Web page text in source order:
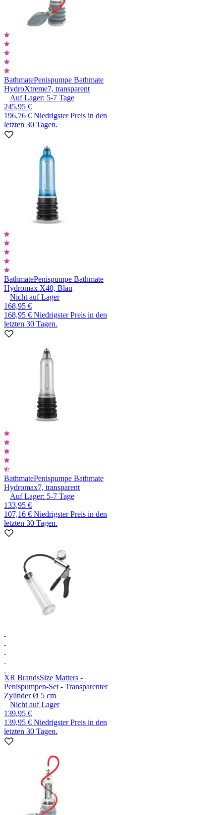
BathmatePenispumpe Bathmate
HydroXtreme7, transparent
Auf Lager: 5-7 Tage
245,95 €
196,76 € Niedrigster Preis in den
letzten 30 Tagen.
BathmatePenispumpe Bathmate
Hydromax X40, Blau
Nicht auf Lager
168,95 €
168,95 € Niedrigster Preis in den
letzten 30 Tagen.
BathmatePenispumpe Bathmate
Hydromax7, transparent
Auf Lager: 5-7 Tage
133,95 €
107,16 € Niedrigster Preis in den
letzten 30 Tagen.
XR BrandsSize Matters -
Penispumpen-Set - Transparenter
Zylinder Ø 5 cm
Nicht auf Lager
139,95 €
139,95 € Niedrigster Preis in den
letzten 30 Tagen.